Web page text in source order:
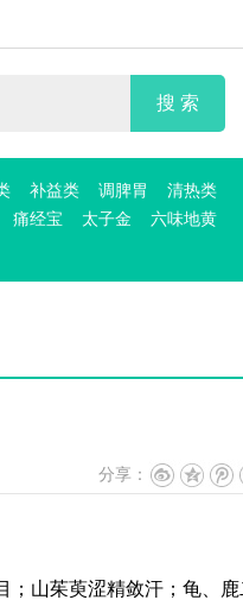
搜 索
补益类 调脾胃
清热类
痛经宝 太子金
六味地黄
分享：
山茱萸涩精敛汗；龟、鹿